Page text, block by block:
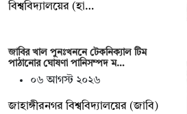
বিশ্ববিদ্যালয়ের (হা…
জাবির খাল পুনঃখননে টেকনিক্যাল টিম
পাঠানোর ঘোষণা পানিসম্পদ ম…
০৬ আগস্ট ২০২৬
‎‎জাহাঙ্গীরনগর বিশ্ববিদ্যালয়ের (জাবি)